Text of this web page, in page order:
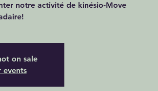
notre activité de kinésio-Move
on sale
events